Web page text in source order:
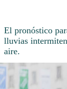
El pronóstico
lluvias
aire.